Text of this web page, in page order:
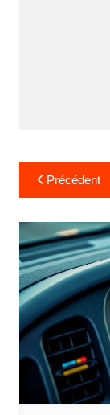
Navigation
de
l’article
Précédent